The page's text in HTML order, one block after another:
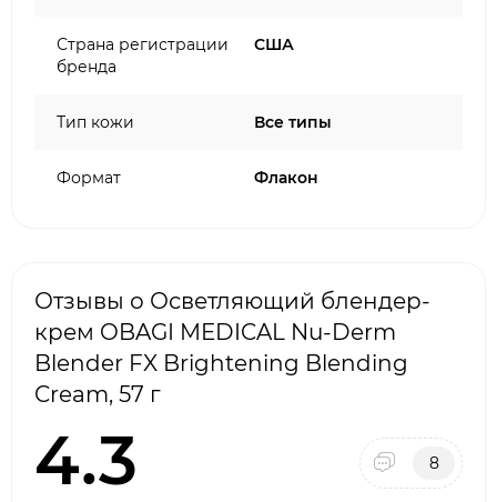
Страна регистрации
бренда
США
Тип кожи Все типы
Формат Флакон
Отзывы о Осветляющий блендер-
крем OBAGI MEDICAL Nu-Derm
Blender FX Brightening Blending
Cream, 57 г
4.3 8